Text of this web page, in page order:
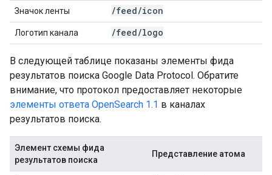
Значок ленты /feed/icon
Логотип канала /feed/logo
В следующей таблице показаны элементы фида
результатов поиска Google Data Protocol. Обратите
внимание, что протокол предоставляет некоторые
элементы ответа OpenSearch 1.1 в каналах
результатов поиска.
Элемент схемы фида
результатов поиска
Представление атома